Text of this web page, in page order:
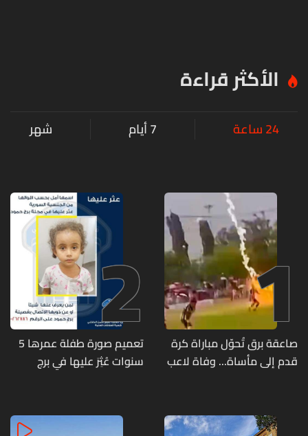
الأكثر قراءة
24 ساعة 7 أيام شهر
1
صاعقة برق تُحوّل مباراة كرة
قدم إلى مأساة... وفاة لاعب
2
تعميم صورة طفلة عمرها 5
سنوات عُثِرَ عليها في برج